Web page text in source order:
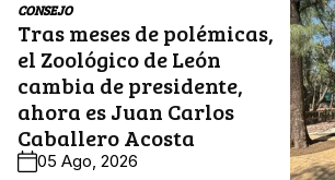
CONSEJO
Tras meses de polémicas,
el Zoológico de León
cambia de presidente,
ahora es Juan Carlos
Caballero Acosta
05 Ago, 2026